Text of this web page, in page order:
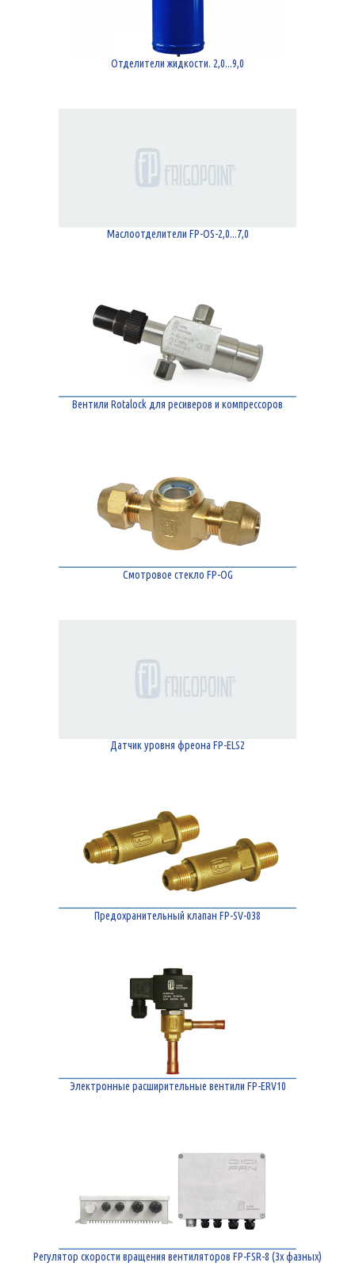
Отделители жидкости. 2,0...9,0
Маслоотделители FP-OS-2,0...7,0
Вентили Rotalock для ресиверов и компрессоров
Смотровое стекло FP-OG
Датчик уровня фреона FP-ELS2
Предохранительный клапан FP-SV-038
Электронные расширительные вентили FP-ERV10
Регулятор скорости вращения вентиляторов FP-FSR-8 (3х фазных)